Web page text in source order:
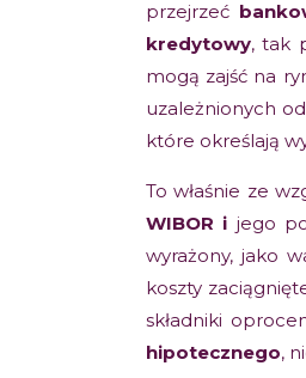
przejrzeć
kredytowy, tak
mogą zajść na
uzależnionych
które określają
To właśnie ze
WIBOR i jego
wyrażony, jako
koszty
składniki
hipotecznego,